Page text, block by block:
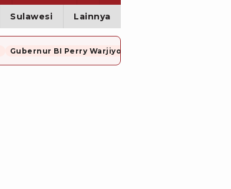
Sulawesi Lainnya
Gubernur BI Perry Warjiyo Mundur